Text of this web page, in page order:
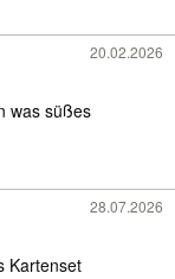
20.02.2026
was süßes
28.07.2026
Kartenset